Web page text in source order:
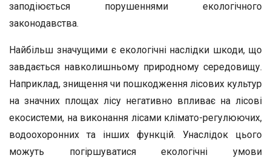
заподіюється порушеннями екологічного
законодавства.
Найбільш значущими є екологічні наслідки шкоди, що
завдається навколишньому природному середовищу.
Наприклад, знищення чи пошкодження лісових культур
на значних площах лісу негативно впливає на лісові
екосистеми, на виконання лісами клімато-регулюючих,
водоохоронних та інших функцій. Унаслідок цього
можуть погіршуватися екологічні умови